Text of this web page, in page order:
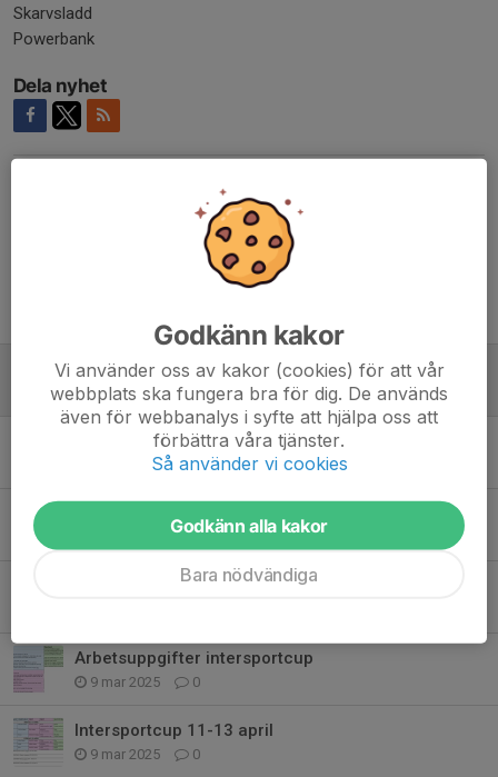
Skarvsladd
Powerbank
Dela nyhet
Packlista inför Umeå
27 maj 2025 0
24–27 JULI UMEÅ FOTBOLLSFESTIVAL
27 maj 2025 0
0
Hej Vårdnadshavare för F/P födda 2009-10
Arbetsuppgifter intersportcup
9 mar 2025 0
Intersportcup 11-13 april
9 mar 2025 0
Godkänn kakor
Vi använder oss av kakor (cookies) för att vår
webbplats ska fungera bra för dig. De används
även för webbanalys i syfte att hjälpa oss att
förbättra våra tjänster.
Så använder vi cookies
Godkänn alla kakor
Bara nödvändiga